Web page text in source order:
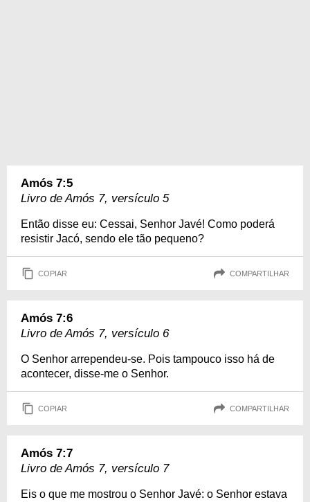
Amós 7:5
Livro de Amós 7, versículo 5
Então disse eu: Cessai, Senhor Javé! Como poderá
resistir Jacó, sendo ele tão pequeno?
COPIAR COMPARTILHAR
Amós 7:6
Livro de Amós 7, versículo 6
O Senhor arrependeu-se. Pois tampouco isso há de
acontecer, disse-me o Senhor.
COPIAR COMPARTILHAR
Amós 7:7
Livro de Amós 7, versículo 7
Eis o que me mostrou o Senhor Javé: o Senhor estava